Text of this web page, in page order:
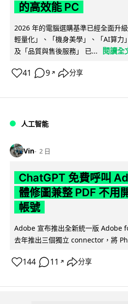
的高效能 PC
2026 年的電腦選購基準已經全面升
輕量化」、「機身美學」、「AI算力
及「品質與售後服務」 已...
閱讀全
41 9 ↗ 分享
人工智能
Vin 2 日
ChatGPT 免費呼叫
體修圖兼整 PDF 不用
帳號
Adobe 宣布推出全新統一版 Adobe
去年推出三個獨立 connector，將
144 11 ↗ 分享